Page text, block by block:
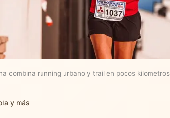
combina running urbano y trail en pocos kilometros
y más